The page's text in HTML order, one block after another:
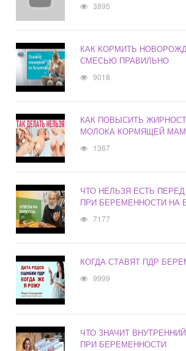
3895
КАК КОРМИТЬ
СМЕСЬЮ ПРАВИЛЬНО
9018
КАК ПОВЫСИТЬ
МОЛОКА КОРМЯЩЕЙ
1367
ЧТО НЕЛЬЗЯ ЕСТЬ
ПРИ БЕРЕМЕННОСТИ НА
7177
КОГДА СТАВЯТ ПДР
9999
ЧТО ЗНАЧИТ
ПРИ БЕРЕМЕННОСТИ